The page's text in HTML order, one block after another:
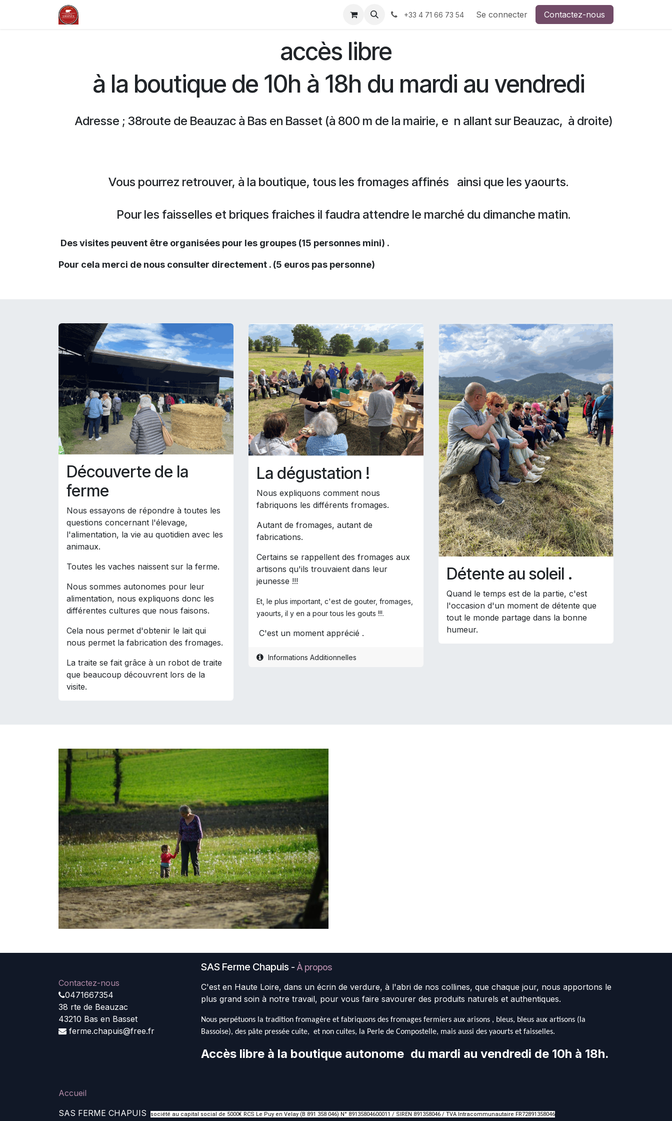
Se rendre au contenu
Ou trouver nos produits marchés hiver Contactez-nous La presse en parle accès à la ferme et à la
+33 4 71 66 73 54 Se connecter Contactez-nous
accès libre
à la boutique de 10h à 18h du mardi au vendredi
Adresse ; 38route de Beauzac à Bas en Basset (à 800 m de la mairie, e n allant sur Beauzac, à droite)
Vous pourrez retrouver, à la boutique, tous les fromages affinés ainsi que les yaourts.
Pour les faisselles et briques fraiches il faudra attendre le marché du dimanche matin.
Des visites peuvent être organisées pour les groupes (15 personnes mini) .
Pour cela merci de nous consulter directement . (5 euros pas personne)
Découverte de la
ferme
Nous essayons de répondre à toutes les
questions concernant l'élevage,
l'alimentation, la vie au quotidien avec les
animaux.
Toutes les vaches naissent sur la ferme.
Nous sommes autonomes pour leur
alimentation, nous expliquons donc les
différentes cultures que nous faisons.
Cela nous permet d'obtenir le lait qui
nous permet la fabrication des fromages.
La traite se fait grâce à un robot de traite
que beaucoup découvrent lors de la
visite.
La dégustation !
Nous expliquons comment nous
fabriquons les différents fromages.
Autant de fromages, autant de
fabrications.
Certains se rappellent des fromages aux
artisons qu'ils trouvaient dans leur
jeunesse !!!
Et, le plus important, c'est de gouter, fromages,
yaourts, il y en a pour tous les gouts !!!.
C'est un moment apprécié .
Informations Additionnelles
Détente au soleil .
Quand le temps est de la partie, c'est
l'occasion d'un moment de détente que
tout le monde partage dans la bonne
humeur.
Contactez-nous
0471667354
38 rte de Beauzac
43210 Bas en Basset
ferme.chapuis@free.fr
SAS Ferme Chapuis -À propos
C'est en Haute Loire, dans un écrin de verdure, à l'abri de nos collines, que chaque jour, nous apportons le
plus grand soin à notre travail, pour vous faire savourer des produits naturels et authentiques.
Nous perpétuons la tradition fromagère et fabriquons des fromages fermiers aux arisons , bleus, bleus aux artisons (la
Bassoise), des pâte pressée cuite, et non cuites, la Perle de Compostelle, mais aussi des yaourts et faisselles.
Accès libre à la boutique autonome du mardi au vendredi de 10h à 18h.
Accueil
SAS FERME CHAPUIS
société au capital social de 5000€ RCS Le Puy en Velay (B 891 358 046) N° 89135804600011 / SIREN 891358046 / TVA Intracommunautaire FR72891358046